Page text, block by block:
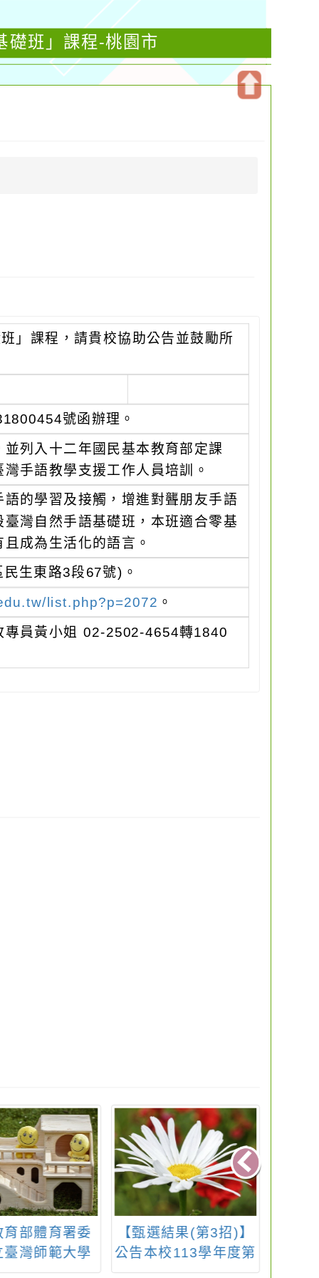
礎班」課程-桃園市
」課程，請貴校協助公告並鼓勵所
號函辦理。
列入十二年國民基本教育部定課
手語教學支援工作人員培訓。
的學習及接觸，增進對聾朋友手語
灣自然手語基礎班，本班適合零基
成為生活化的語言。
生東路3段67號)。
list.php?p=2072 。
專員黃小姐 02-2502-4654轉1840
育部體育署委
臺灣師範大學
北區適應體育
【甄選結果(第3招)】
公告本校113學年度第
3次代理教師甄選結果